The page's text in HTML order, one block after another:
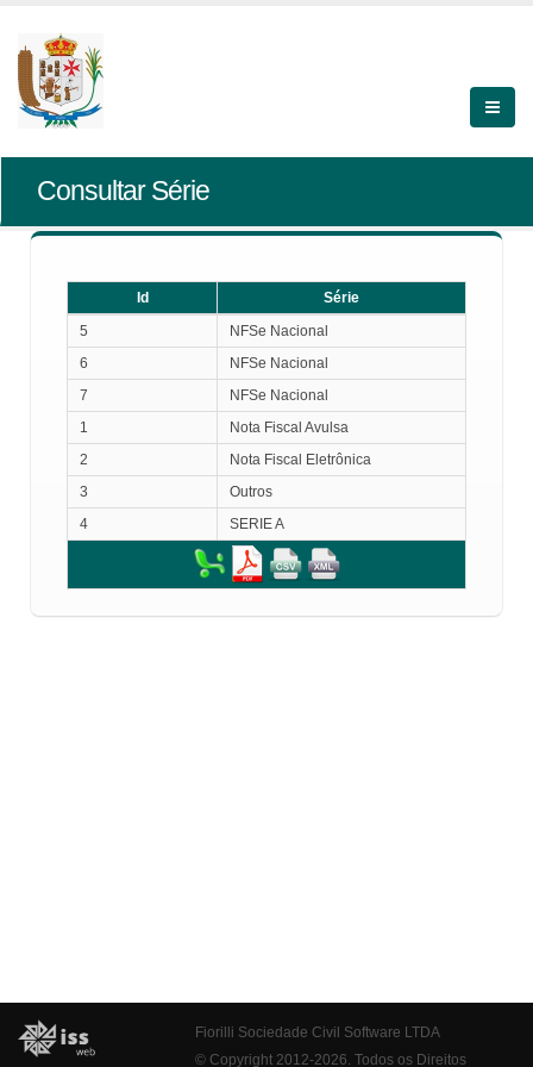
Consultar Série
Id
Série
Série
5
NFSe Nacional
6
NFSe Nacional
7
NFSe Nacional
1
Nota Fiscal Avulsa
2
Nota Fiscal Eletrônica
3
Outros
4
SERIE A
Fiorilli Sociedade Civil Software LTDA
© Copyright 2012-2026. Todos os Direitos